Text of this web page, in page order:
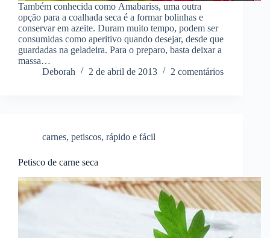
Também conhecida como Amabariss, uma outra
opção para a coalhada seca é a formar bolinhas e
conservar em azeite. Duram muito tempo, podem ser
consumidas como aperitivo quando desejar, desde que
guardadas na geladeira. Para o preparo, basta deixar a
massa…
Deborah
2 de abril de 2013 2 comentários
carnes, petiscos, rápido e fácil
Petisco de carne seca